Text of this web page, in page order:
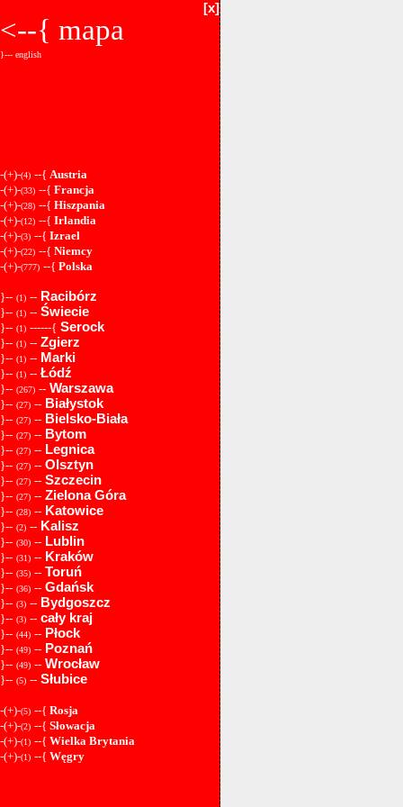
[x]
<--{ mapa
}--- english
-(+)-(4) --{ Austria
-(+)-(33) --{ Francja
-(+)-(28) --{ Hiszpania
-(+)-(12) --{ Irlandia
-(+)-(3) --{ Izrael
-(+)-(22) --{ Niemcy
-(+)-(777) --{ Polska
}-- (1) -- Racibórz
}-- (1) -- Świecie
}-- (1) ------{ Serock
}-- (1) -- Zgierz
}-- (1) -- Marki
}-- (1) -- Łódź
}-- (267) -- Warszawa
}-- (27) -- Białystok
}-- (27) -- Bielsko-Biała
}-- (27) -- Bytom
}-- (27) -- Legnica
}-- (27) -- Olsztyn
}-- (27) -- Szczecin
}-- (27) -- Zielona Góra
}-- (28) -- Katowice
}-- (2) -- Kalisz
}-- (30) -- Lublin
}-- (31) -- Kraków
}-- (35) -- Toruń
}-- (36) -- Gdańsk
}-- (3) -- Bydgoszcz
}-- (3) -- cały kraj
}-- (44) -- Płock
}-- (49) -- Poznań
}-- (49) -- Wrocław
}-- (5) -- Słubice
-(+)-(5) --{ Rosja
-(+)-(2) --{ Słowacja
-(+)-(1) --{ Wielka Brytania
-(+)-(1) --{ Węgry